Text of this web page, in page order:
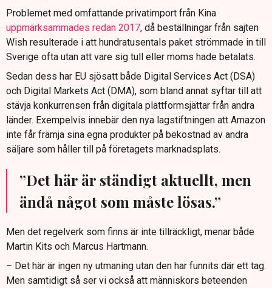
Problemet med omfattande privatimport från Kina
uppmärksammades redan 2017, då beställningar från sajten
Wish resulterade i att hundratusentals paket strömmade in till
Sverige ofta utan att vare sig tull eller moms hade betalats.
Sedan dess har EU sjösatt både Digital Services Act (DSA)
och Digital Markets Act (DMA), som bland annat syftar till att
stävja konkurrensen från digitala plattformsjättar från andra
länder. Exempelvis innebär den nya lagstiftningen att Amazon
inte får främja sina egna produkter på bekostnad av andra
säljare som håller till på företagets marknadsplats.
”Det här är ständigt aktuellt, men
ändå något som måste lösas.”
Men det regelverk som finns är inte tillräckligt, menar både
Martin Kits och Marcus Hartmann.
– Det här är ingen ny utmaning utan den har funnits där ett tag.
Men samtidigt så ser vi också att människors beteenden